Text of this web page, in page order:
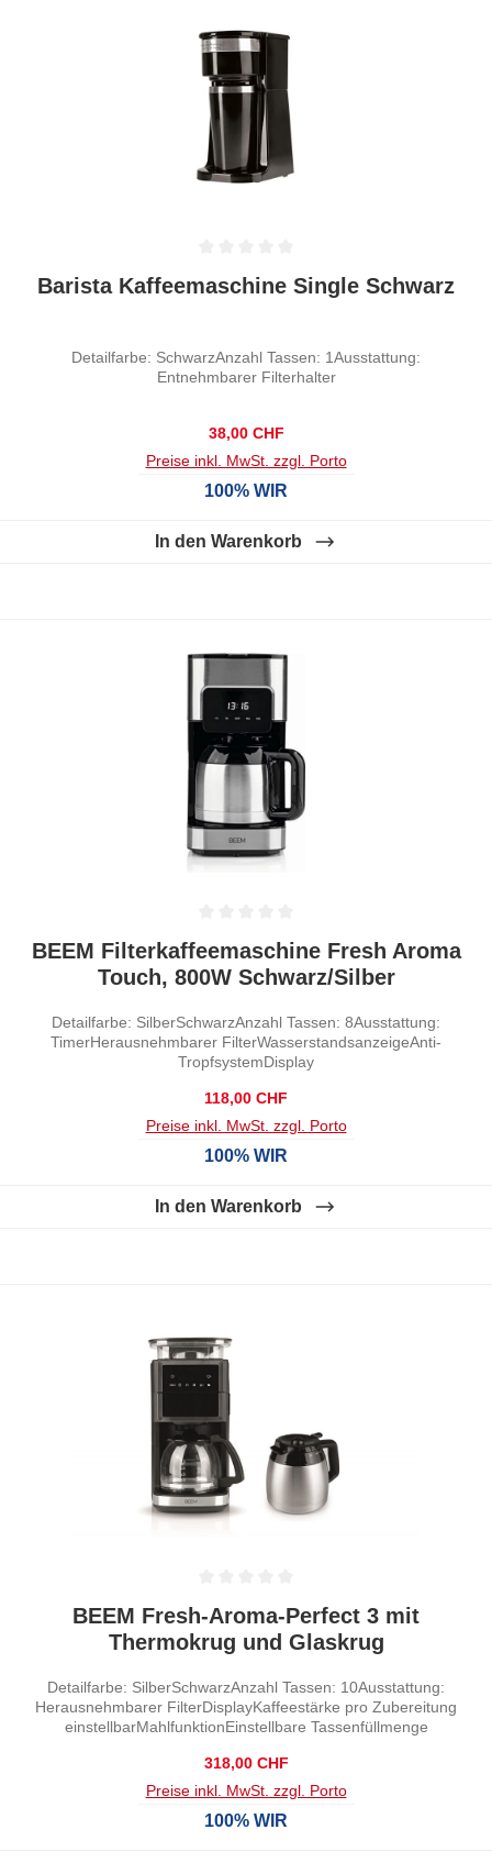
Durchschnittliche Bewertung von 0 von 5 Sternen
Barista Kaffeemaschine Single Schwarz
Detailfarbe: SchwarzAnzahl Tassen: 1Ausstattung:
Entnehmbarer Filterhalter
Regulärer Preis:
38,00 CHF
Preise inkl. MwSt. zzgl. Porto
100% WIR
In den Warenkorb
Durchschnittliche Bewertung von 0 von 5 Sternen
BEEM Filterkaffeemaschine Fresh Aroma
Touch, 800W Schwarz/Silber
Detailfarbe: SilberSchwarzAnzahl Tassen: 8Ausstattung:
TimerHerausnehmbarer FilterWasserstandsanzeigeAnti-
TropfsystemDisplay
Regulärer Preis:
118,00 CHF
Preise inkl. MwSt. zzgl. Porto
100% WIR
In den Warenkorb
Durchschnittliche Bewertung von 0 von 5 Sternen
BEEM Fresh-Aroma-Perfect 3 mit
Thermokrug und Glaskrug
Detailfarbe: SilberSchwarzAnzahl Tassen: 10Ausstattung:
Herausnehmbarer FilterDisplayKaffeestärke pro Zubereitung
einstellbarMahlfunktionEinstellbare Tassenfüllmenge
Regulärer Preis:
318,00 CHF
Preise inkl. MwSt. zzgl. Porto
100% WIR